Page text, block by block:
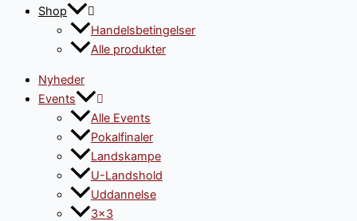
Shop
Handelsbetingelser
Alle produkter
Nyheder
Events
Alle Events
Pokalfinaler
Landskampe
U-Landshold
Uddannelse
3×3